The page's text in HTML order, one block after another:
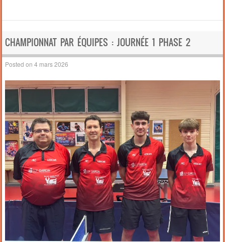
CHAMPIONNAT PAR ÉQUIPES : JOURNÉE 1 PHASE 2
Posted on4 mars 2026